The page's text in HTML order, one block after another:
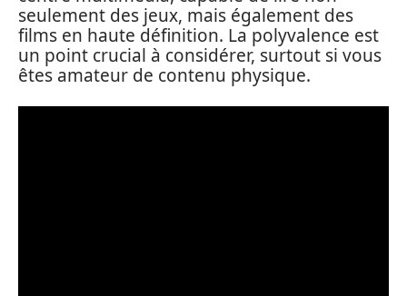
seulement des jeux, mais également des
films en haute définition. La polyvalence est
un point crucial à considérer, surtout si vous
êtes amateur de contenu physique.